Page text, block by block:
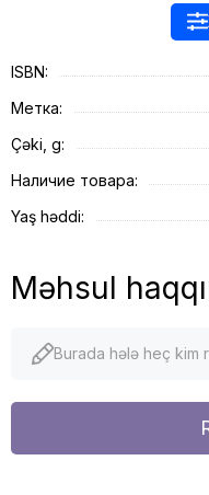
ISBN:
Метка:
Çəki, g:
Наличие товара:
Yaş həddi:
Məhsul
Burada hələ heç kim